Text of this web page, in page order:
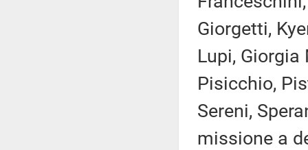
Giorgetti,
Lupi, Giorgia
Pisicchio,
Sereni,
missione a